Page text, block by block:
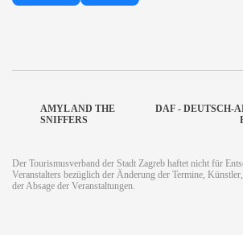
AMYL AND THE
SNIFFERS
DAF - DEUTSCH-
Der Tourismusverband der Stadt Zagreb haftet nicht für
Veranstalters bezüglich der Änderung der Termine,
der Absage der Veranstaltungen.